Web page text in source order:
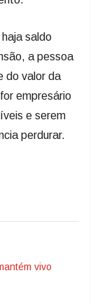
saldo
a pessoa
do valor da
empresário
e serem
perdurar.
vivo